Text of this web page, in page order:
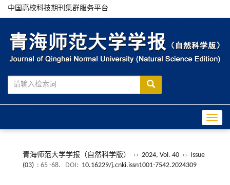
中国高校科技期刊集群服务平台
青海师范大学学报（自然科学版） ›› 2024, Vol. 40 ››
Issue
(03) : 65 -68. DOI: 10.16229/j.cnki.issn1001-7542.2024309